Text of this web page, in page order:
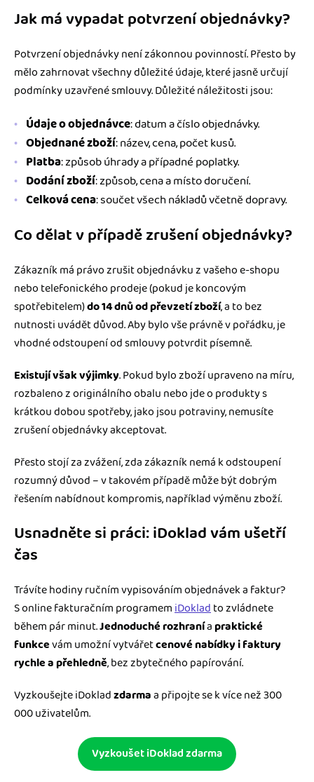
Jak má vypadat potvrzení objednávky?
Potvrzení objednávky není zákonnou povinností. Přesto by
mělo zahrnovat všechny důležité údaje, které jasně určují
podmínky uzavřené smlouvy. Důležité náležitosti jsou:
Údaje o objednávce: datum a číslo objednávky.
Objednané zboží: název, cena, počet kusů.
Platba: způsob úhrady a případné poplatky.
Dodání zboží: způsob, cena a místo doručení.
Celková cena: součet všech nákladů včetně dopravy.
Co dělat v případě zrušení objednávky?
Zákazník má právo zrušit objednávku z vašeho e-shopu
nebo telefonického prodeje (pokud je koncovým
spotřebitelem)do 14 dnů od převzetí zboží, a to bez
nutnosti uvádět důvod. Aby bylo vše právně v pořádku, je
vhodné odstoupení od smlouvy potvrdit písemně.
Existují však výjimky. Pokud bylo zboží upraveno na míru,
rozbaleno z originálního obalu nebo jde o produkty s
krátkou dobou spotřeby, jako jsou potraviny, nemusíte
zrušení objednávky akceptovat.
Přesto stojí za zvážení, zda zákazník nemá k odstoupení
rozumný důvod – v takovém případě může být dobrým
řešením nabídnout kompromis, například výměnu zboží.
Usnadněte si práci: iDoklad vám ušetří
čas
Trávíte hodiny ručním vypisováním objednávek a faktur?
S online fakturačním programemiDokladto zvládnete
během pár minut.Jednoduché rozhraníapraktické
funkcevám umožní vytvářetcenové nabídky i faktury
rychle a přehledně, bez zbytečného papírování.
Vyzkoušejte iDokladzdarmaa připojte se k více než 300
000 uživatelům.
Vyzkoušet iDoklad zdarma